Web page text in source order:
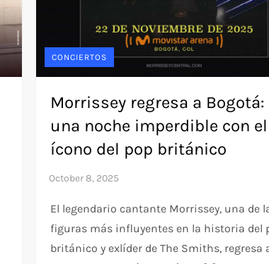
CONCIERTOS
Morrissey regresa a Bogotá:
una noche imperdible con el
ícono del pop británico
El legendario cantante Morrissey, una de
figuras más influyentes en la historia del
británico y exlíder de The Smiths, regresa